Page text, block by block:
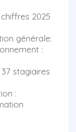
2025
générale:
:
stagiaires
: